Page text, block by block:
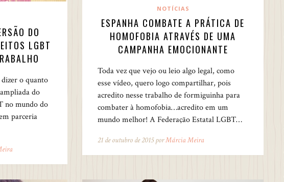
DO
LGBT
o quanto
do
no mundo do
parceria
NOTÍCIAS
ESPANHA COMBATE A PRÁTICA DE
HOMOFOBIA ATRAVÉS DE UMA
CAMPANHA EMOCIONANTE
Toda vez que vejo ou leio algo legal, como
esse vídeo, quero logo compartilhar, pois
acredito nesse trabalho de formiguinha para
combater à homofobia…acredito em um
mundo melhor! A Federação Estatal LGBT…
21 de outubro de 2015 porMárcia Meira